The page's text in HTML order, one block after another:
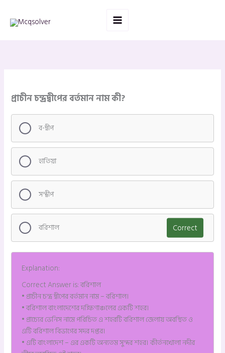
content
প্রাচীন চন্দ্রদ্বীপের বর্তমান নাম কী?
ব-দ্বীপ
হাতিয়া
সন্দ্বীপ
বরিশাল Correct
Explanation:
Correct Answer is: বরিশাল
• প্রাচীন চন্দ্র দ্বীপের বর্তমান নাম – বরিশাল।
• বরিশাল বাংলাদেশের দক্ষিণাঞ্চলের একটি শহর।
• প্রাচ্যের ভেনিস নামে পরিচিত এ শহরটি বরিশাল জেলায় অবস্থিত ও
এটি বরিশাল বিভাগের সদর দপ্তর।
• এটি বাংলাদেশ – এর একটি অন্যতম সুন্দর শহর। কীর্তনখোলা নদীর